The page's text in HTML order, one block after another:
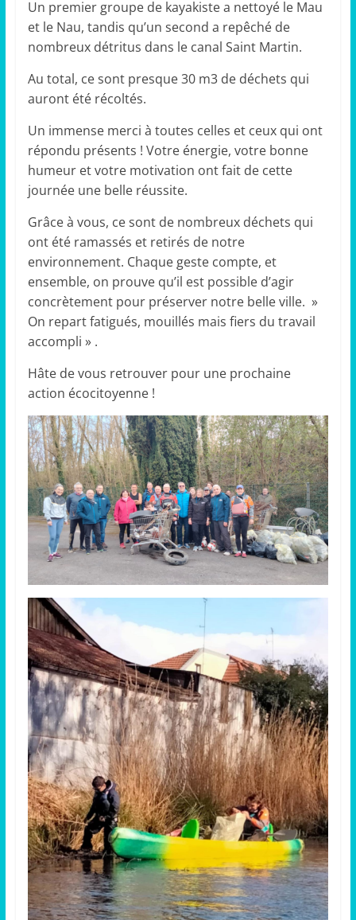
Un premier groupe de kayakiste a nettoyé le Mau
et le Nau, tandis qu’un second a repêché de
nombreux détritus dans le canal Saint Martin.
Au total, ce sont presque 30 m3 de déchets qui
auront été récoltés.
Un immense merci à toutes celles et ceux qui ont
répondu présents ! Votre énergie, votre bonne
humeur et votre motivation ont fait de cette
journée une belle réussite.
Grâce à vous, ce sont de nombreux déchets qui
ont été ramassés et retirés de notre
environnement. Chaque geste compte, et
ensemble, on prouve qu’il est possible d’agir
concrètement pour préserver notre belle ville. »
On repart fatigués, mouillés mais fiers du travail
accompli » .
Hâte de vous retrouver pour une prochaine
action écocitoyenne !